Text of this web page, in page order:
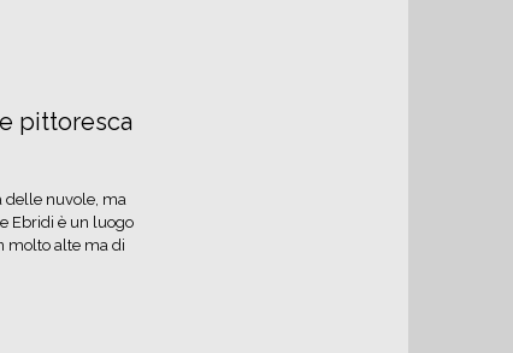
pittoresca
delle nuvole, ma
Ebridi è un luogo
molto alte ma di